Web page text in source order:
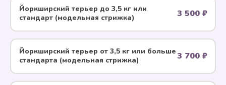
Йоркширский терьер до 3,5 кг или
стандарт (модельная стрижка)
3 500 ₽
Йоркширский терьер от 3,5 кг или больше
стандарта (модельная стрижка)
3 700 ₽